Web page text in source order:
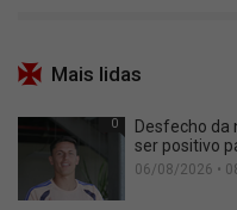
Mais lidas
0
Desfecho da
ser positivo
06/08/2026 •